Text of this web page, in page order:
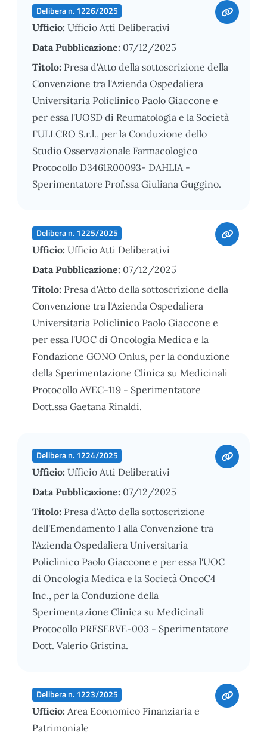
Delibera n. 1226/2025
Ufficio: Ufficio Atti Deliberativi
Data Pubblicazione: 07/12/2025
Titolo: Presa d'Atto della sottoscrizione della
Convenzione tra l'Azienda Ospedaliera
Universitaria Policlinico Paolo Giaccone e
per essa l'UOSD di Reumatologia e la Società
FULLCRO S.r.l., per la Conduzione dello
Studio Osservazionale Farmacologico
Protocollo D3461R00093- DAHLIA -
Sperimentatore Prof.ssa Giuliana Guggino.
Delibera n. 1225/2025
Ufficio: Ufficio Atti Deliberativi
Data Pubblicazione: 07/12/2025
Titolo: Presa d'Atto della sottoscrizione della
Convenzione tra l'Azienda Ospedaliera
Universitaria Policlinico Paolo Giaccone e
per essa l'UOC di Oncologia Medica e la
Fondazione GONO Onlus, per la conduzione
della Sperimentazione Clinica su Medicinali
Protocollo AVEC-119 - Sperimentatore
Dott.ssa Gaetana Rinaldi.
Delibera n. 1224/2025
Ufficio: Ufficio Atti Deliberativi
Data Pubblicazione: 07/12/2025
Titolo: Presa d'Atto della sottoscrizione
dell'Emendamento 1 alla Convenzione tra
l'Azienda Ospedaliera Universitaria
Policlinico Paolo Giaccone e per essa l'UOC
di Oncologia Medica e la Società OncoC4
Inc., per la Conduzione della
Sperimentazione Clinica su Medicinali
Protocollo PRESERVE-003 - Sperimentatore
Dott. Valerio Gristina.
Delibera n. 1223/2025
Ufficio: Area Economico Finanziaria e
Patrimoniale